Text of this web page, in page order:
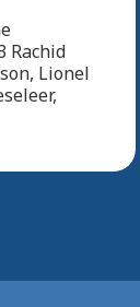
Rachid
Lionel